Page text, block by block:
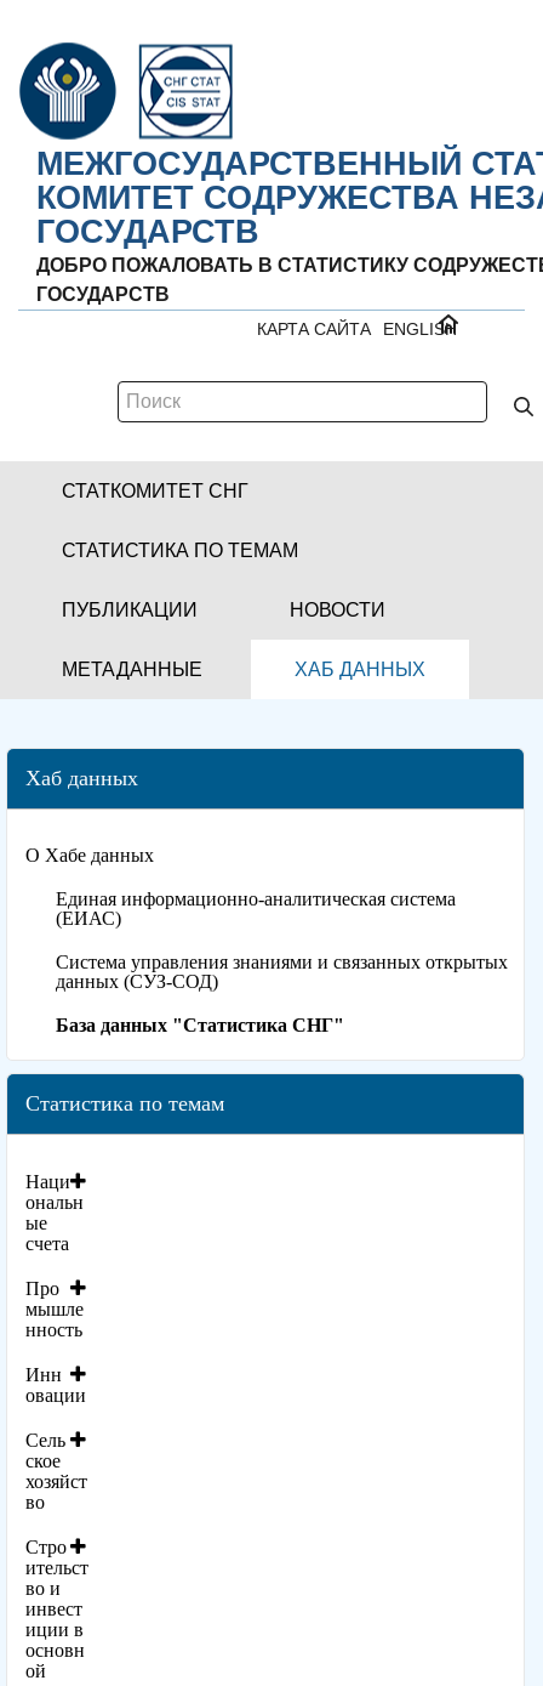
МЕЖГОСУДАРСТВЕННЫЙ
КОМИТЕТ СОДРУЖЕСТВА
ГОСУДАРСТВ
ДОБРО ПОЖАЛОВАТЬ В СТАТИСТИКУ
ГОСУДАРСТВ
ENGLISH
КАРТА САЙТА
СТАТКОМИТЕТ СНГ
СТАТИСТИКА ПО ТЕМАМ
ПУБЛИКАЦИИ НОВОСТИ
МЕТАДАННЫЕ ХАБ ДАННЫХ
Хаб данных
О Хабе данных
Единая информационно-аналитическая система
(ЕИАС)
Система управления знаниями и связанных открытых
данных (СУЗ-СОД)
База данных "Статистика СНГ"
Статистика по темам
Наци
ональн
ые
счета
Про
мышле
нность
Инн
овации
Сель
ское
хозяйст
во
Стро
ительст
во и
инвест
иции в
основн
ой